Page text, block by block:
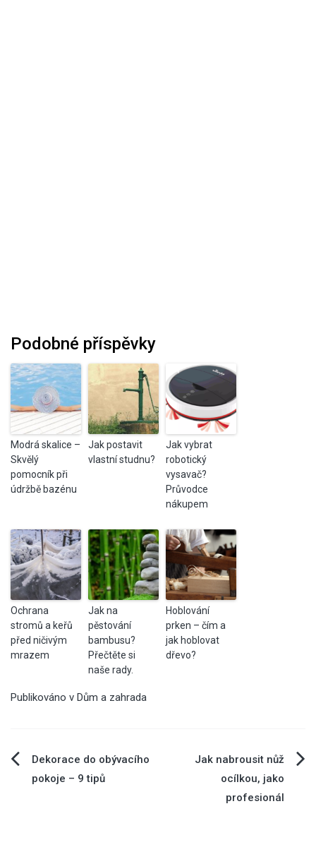
Podobné příspěvky
Modrá skalice –
Skvělý
pomocník při
údržbě bazénu
Jak postavit
vlastní studnu?
Jak vybrat
robotický
vysavač?
Průvodce
nákupem
Ochrana
stromů a keřů
před ničivým
mrazem
Jak na
pěstování
bambusu?
Přečtěte si
naše rady.
Hoblování
prken – čím a
jak hoblovat
dřevo?
Publikováno v Dům a zahrada
Navigace
Dekorace do obývacího
pokoje – 9 tipů
Jak nabrousit nůž
ocílkou, jako
profesionál